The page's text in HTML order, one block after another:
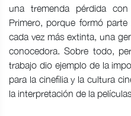
una tremenda pérdida
Primero, porque formó
cada vez más extinta, una
conocedora. Sobre todo,
trabajo dio ejemplo de la
para la cinefilia y la cultura
la interpretación de la